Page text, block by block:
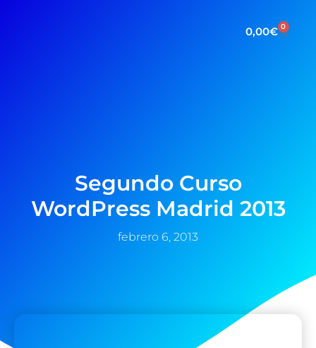
0,00€ 0
Segundo Curso
WordPress Madrid 2013
febrero 6, 2013